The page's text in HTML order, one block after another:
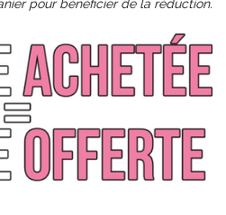
pour bénéficier de la réduction.